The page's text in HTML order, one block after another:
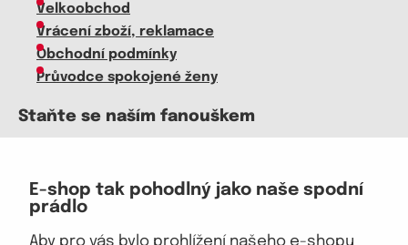
E-shop tak pohodlný jako naše spodní
prádlo
Aby pro vás bylo prohlížení našeho e-shopu
Velkoobchod
Vrácení zboží, reklamace
Obchodní podmínky
Průvodce spokojené ženy
Staňte se naším fanouškem